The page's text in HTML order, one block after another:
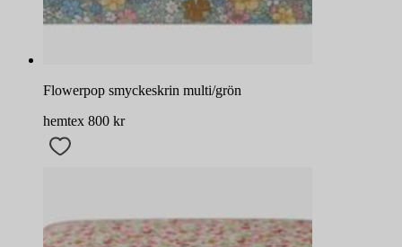
Flowerpop smyckeskrin multi/grön
hemtex 800 kr